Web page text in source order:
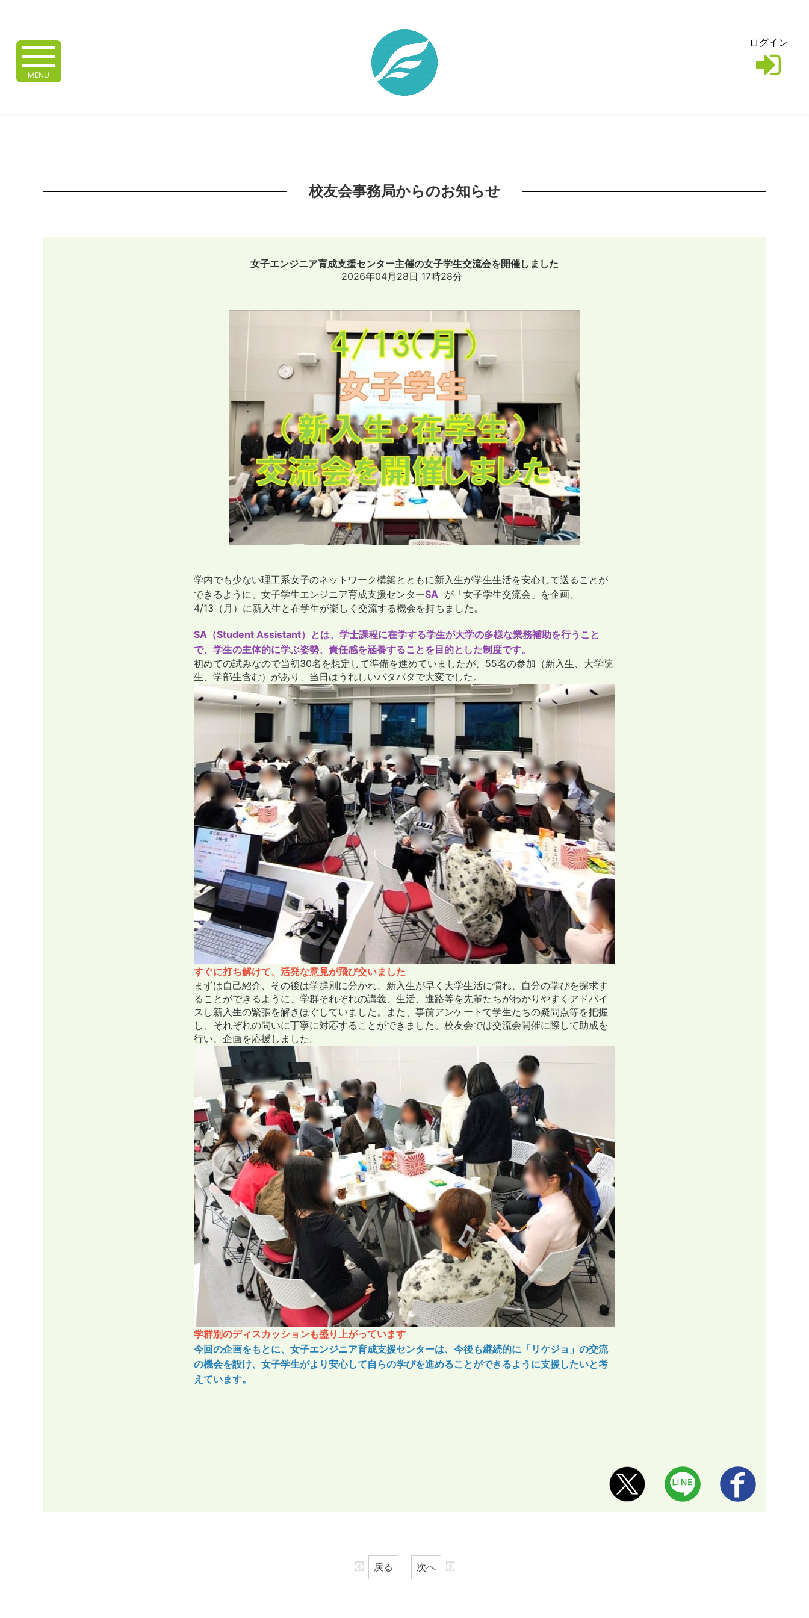
MENU
ログイン
校友会事務局からのお知らせ
女子エンジニア育成支援センター主催の女子学生交流会を開催しました
2026年04月28日 17時28分
学内でも少ない理工系女子のネットワーク構築とともに新入生が学生生活を安心して送ることが
できるように、女子学生エンジニア育成支援センターSA が「女子学生交流会」を企画、
4/13（月）に新入生と在学生が楽しく交流する機会を持ちました。
SA（Student Assistant）とは、学士課程に在学する学生が大学の多様な業務補助を行うこと
で、学生の主体的に学ぶ姿勢、責任感を涵養することを目的とした制度です。
初めての試みなので当初30名を想定して準備を進めていましたが、55名の参加（新入生、大学院
生、学部生含む）があり、当日はうれしいバタバタで大変でした。
すぐに打ち解けて、活発な意見が飛び交いました
まずは自己紹介、その後は学群別に分かれ、新入生が早く大学生活に慣れ、自分の学びを探求す
ることができるように、学群それぞれの講義、生活、進路等を先輩たちがわかりやすくアドバイ
スし新入生の緊張を解きほぐしていました。また、事前アンケートで学生たちの疑問点等を把握
し、それぞれの問いに丁寧に対応することができました。校友会では交流会開催に際して助成を
行い、企画を応援しました。
学群別のディスカッションも盛り上がっています
今回の企画をもとに、女子エンジニア育成支援センターは、今後も継続的に「リケジョ」の交流
の機会を設け、女子学生がより安心して自らの学びを進めることができるように支援したいと考
えています。